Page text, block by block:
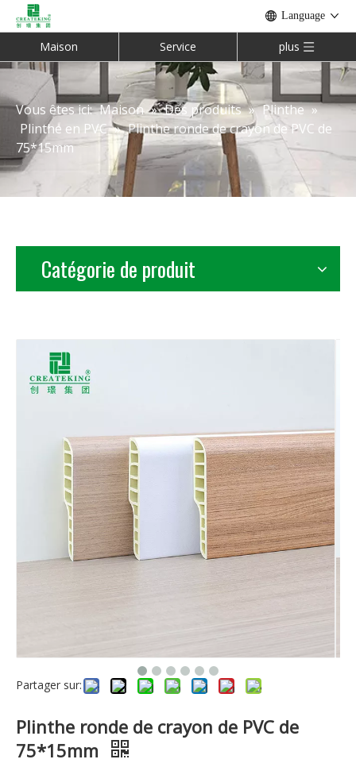
Language
Maison Service plus
Vous êtes ici: Maison » Des produits » Plinthe »
Plinthe en PVC » Plinthe ronde de crayon de PVC de
75*15mm
Catégorie de produit
Partager sur:
Plinthe ronde de crayon de PVC de
75*15mm